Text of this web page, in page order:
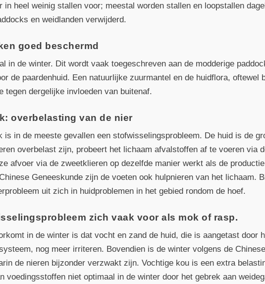
in heel weinig stallen voor; meestal worden stallen en loopstallen
en weidlanden verwijderd.
goed beschermd
in de winter. Dit wordt vaak toegeschreven aan de modderige
de paardenhuid. Een natuurlijke zuurmantel en de huidflora, oftewel
tegen dergelijke invloeden van buitenaf.
overbelasting van de nier
is in de meeste gevallen een stofwisselingsprobleem. De huid is de
overbelast zijn, probeert het lichaam afvalstoffen af te voeren via
afvoer via de zweetklieren op dezelfde manier werkt als de
Geneeskunde zijn de voeten ook hulpnieren van het lichaam.
uit zich in huidproblemen in het gebied rondom de hoef.
zich vaak voor als mok of rasp.
in de winter is dat vocht en zand de huid, die is aangetast door
nog meer irriteren. Bovendien is de winter volgens de Chinese
de nieren bijzonder verzwakt zijn. Vochtige kou is een extra
voedingsstoffen niet optimaal in de winter door het gebrek aan